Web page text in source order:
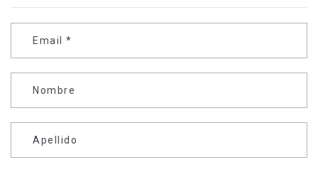
Email *
Nombre
Apellido